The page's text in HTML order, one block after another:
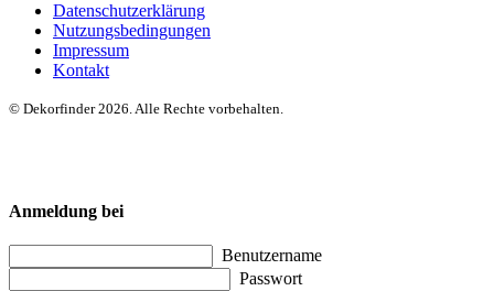
Datenschutzerklärung
Nutzungsbedingungen
Impressum
Kontakt
© Dekorfinder 2026. Alle Rechte vorbehalten.
Anmeldung bei
Benutzername
Passwort